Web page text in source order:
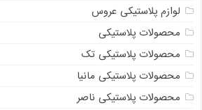
لوازم پلاستیکی عروس
محصولات پلاستیکی
محصولات پلاستیکی تک
محصولات پلاستیکی مانیا
محصولات پلاستیکی ناصر